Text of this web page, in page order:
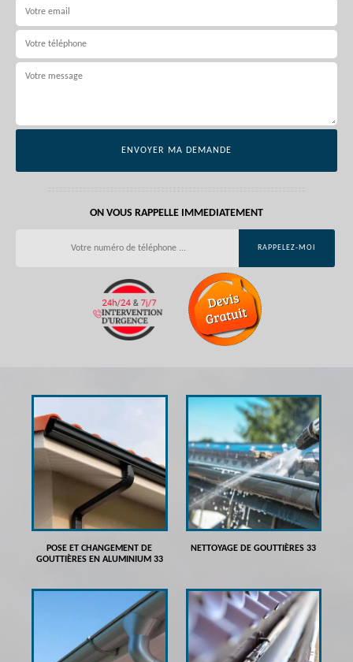
ON VOUS RAPPELLE IMMEDIATEMENT
POSE ET CHANGEMENT DE
GOUTTIÈRES EN ALUMINIUM 33
NETTOYAGE DE GOUTTIÈRES 33